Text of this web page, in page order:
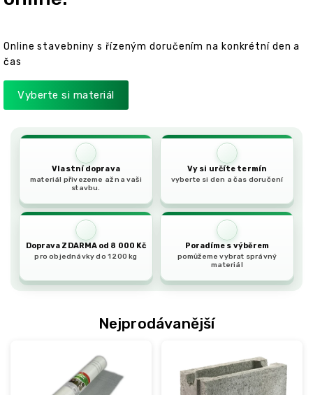
e
r
i
á
d
n
Online stavebniny s řízeným doručením na konkrétní den a
čas
Vyberte si materiál
Vlastní doprava
materiál přivezeme až na vaši
stavbu.
Vy si určíte termín
vyberte si den a čas doručení
Doprava ZDARMA od 8 000 Kč
pro objednávky do 1 200 kg
Poradíme s výběrem
pomůžeme vybrat správný
materiál
Nejprodávanější